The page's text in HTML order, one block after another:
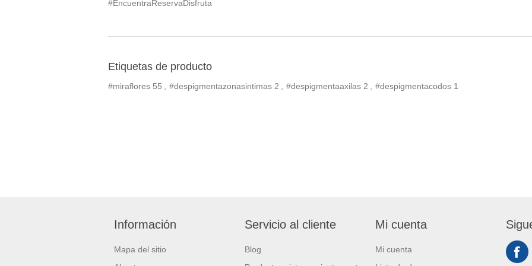
#EncuentraReservaDisfruta
Etiquetas de producto
#miraflores 55 #despigmentazonasintimas 2 #despigmentaaxilas 2 #despigmentacodos 1
Información
Mapa del sitio
Servicio al cliente
Blog
Mi cuenta
Mi cuenta